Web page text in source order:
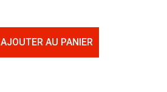
AJOUTER AU PANIER